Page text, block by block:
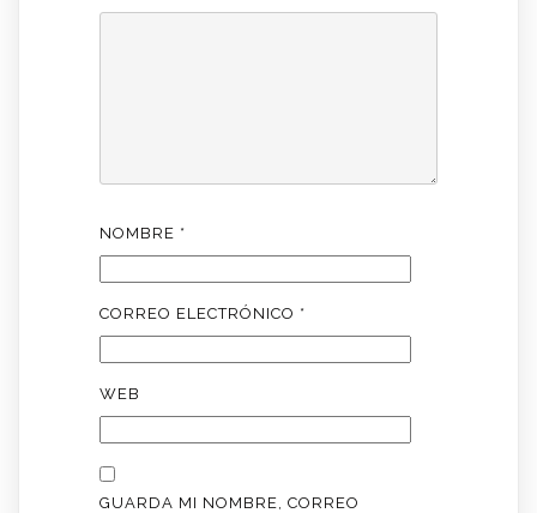
NOMBRE *
CORREO ELECTRÓNICO *
WEB
GUARDA MI NOMBRE, CORREO